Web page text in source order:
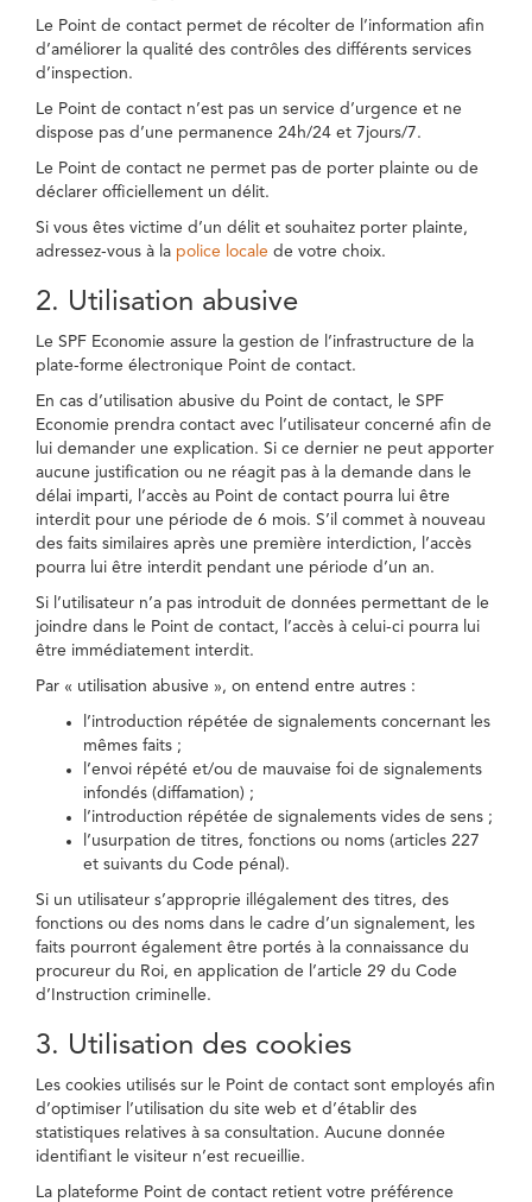
Le Point de contact permet de récolter de l’information afin
d’améliorer la qualité des contrôles des différents services
d’inspection.
Le Point de contact n’est pas un service d’urgence et ne
dispose pas d’une permanence 24h/24 et 7jours/7.
Le Point de contact ne permet pas de porter plainte ou de
déclarer officiellement un délit.
Si vous êtes victime d’un délit et souhaitez porter plainte,
adressez-vous à la police locale de votre choix.
2. Utilisation abusive
Le SPF Economie assure la gestion de l’infrastructure de la
plate-forme électronique Point de contact.
En cas d’utilisation abusive du Point de contact, le SPF
Economie prendra contact avec l’utilisateur concerné afin de
lui demander une explication. Si ce dernier ne peut apporter
aucune justification ou ne réagit pas à la demande dans le
délai imparti, l’accès au Point de contact pourra lui être
interdit pour une période de 6 mois. S’il commet à nouveau
des faits similaires après une première interdiction, l’accès
pourra lui être interdit pendant une période d’un an.
Si l’utilisateur n’a pas introduit de données permettant de le
joindre dans le Point de contact, l’accès à celui-ci pourra lui
être immédiatement interdit.
Par « utilisation abusive », on entend entre autres :
l’introduction répétée de signalements concernant les
mêmes faits ;
l’envoi répété et/ou de mauvaise foi de signalements
infondés (diffamation) ;
l’introduction répétée de signalements vides de sens ;
l’usurpation de titres, fonctions ou noms (articles 227
et suivants du Code pénal).
Si un utilisateur s’approprie illégalement des titres, des
fonctions ou des noms dans le cadre d’un signalement, les
faits pourront également être portés à la connaissance du
procureur du Roi, en application de l’article 29 du Code
d’Instruction criminelle.
3. Utilisation des cookies
Les cookies utilisés sur le Point de contact sont employés afin
d’optimiser l’utilisation du site web et d’établir des
statistiques relatives à sa consultation. Aucune donnée
identifiant le visiteur n’est recueillie.
La plateforme Point de contact retient votre préférence